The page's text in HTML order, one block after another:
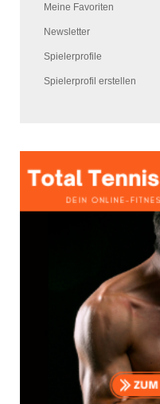
Meine Favoriten
Newsletter
Spielerprofile
Spielerprofil erstellen